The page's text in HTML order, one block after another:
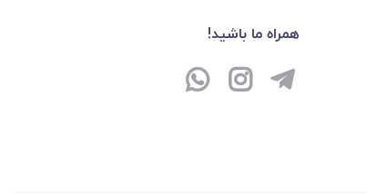
همراه ما باشید!